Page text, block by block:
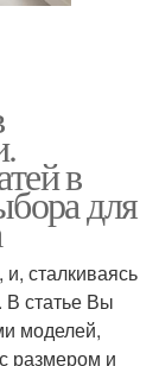
в
для
сталкиваясь
В статье Вы
моделей,
размером и